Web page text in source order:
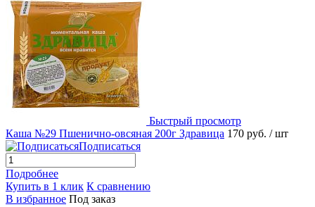
Быстрый просмотр
Каша №29 Пшенично-овсяная 200г Здравица 170 руб. / шт
Подписаться
Подробнее
Купить в 1 клик К сравнению
В избранное Под заказ